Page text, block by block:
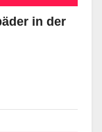
in der